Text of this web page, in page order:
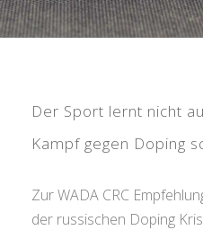
Der Sport lernt nicht
Kampf gegen Doping
Zur WADA CRC
der russischen Doping